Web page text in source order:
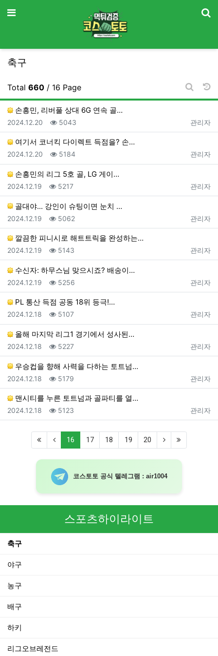
메뉴
축구
Total 660 / 16 Page
게시판
손흥민, 리버풀 상대 6G 연속 골…
등록자
관리자
등록일
2024.12.20 조회
5043
여기서 코너킥 다이렉트 득점을? 손…
등록자
관리자
등록일
2024.12.20 조회
5184
손흥민의 리그 5호 골, LG 게이…
등록자
관리자
등록일
2024.12.19 조회
5217
골대야... 강인이 슈팅이면 눈치 …
등록자
관리자
등록일
2024.12.19 조회
5062
깔끔한 피니시로 해트트릭을 완성하는…
등록자
관리자
등록일
2024.12.19 조회
5143
수신자: 하무스님 맞으시죠? 배송이…
등록자
관리자
등록일
2024.12.19 조회
5256
PL 통산 득점 공동 18위 등극!…
등록자
관리자
등록일
2024.12.18 조회
5107
올해 마지막 리그1 경기에서 성사된…
등록자
관리자
등록일
2024.12.18 조회
5227
우승컵을 향해 사력을 다하는 토트넘…
등록자
관리자
등록일
2024.12.18 조회
5179
맨시티를 누른 토트넘과 골파티를 열…
등록자
관리자
등록일
2024.12.18 조회
5123
16 (current)
17 18 19 20
코스토토 공식 텔레그램 : air1004
스포츠하이라이트
축구
야구
농구
배구
하키
리그오브레전드